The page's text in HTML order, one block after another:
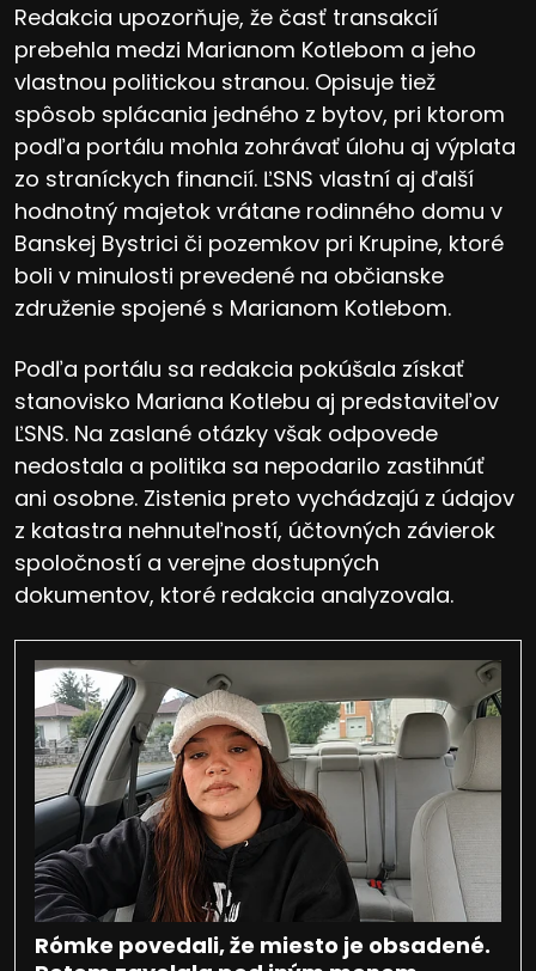
Redakcia upozorňuje, že časť transakcií
prebehla medzi Marianom Kotlebom a jeho
vlastnou politickou stranou. Opisuje tiež
spôsob splácania jedného z bytov, pri ktorom
podľa portálu mohla zohrávať úlohu aj výplata
zo straníckych financií. ĽSNS vlastní aj ďalší
hodnotný majetok vrátane rodinného domu v
Banskej Bystrici či pozemkov pri Krupine, ktoré
boli v minulosti prevedené na občianske
združenie spojené s Marianom Kotlebom.
Podľa portálu sa redakcia pokúšala získať
stanovisko Mariana Kotlebu aj predstaviteľov
ĽSNS. Na zaslané otázky však odpovede
nedostala a politika sa nepodarilo zastihnúť
ani osobne. Zistenia preto vychádzajú z údajov
z katastra nehnuteľností, účtovných závierok
spoločností a verejne dostupných
dokumentov, ktoré redakcia analyzovala.
Rómke povedali, že miesto je obsadené.